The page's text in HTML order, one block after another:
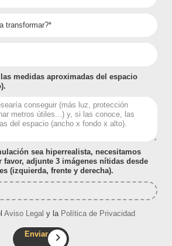
medidas aproximadas del espacio
sea hiperrealista, necesitamos
favor, adjunte 3 imágenes nítidas desde
(izquierda, frente y derecha).
Aviso Legal y la Política de Privacidad
Enviar